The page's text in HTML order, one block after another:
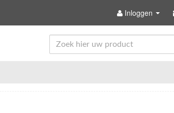
Inloggen